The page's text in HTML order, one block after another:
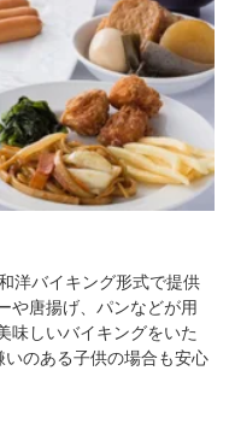
洋バイキング形式で提供
や唐揚げ、パンなどが用
味しいバイキングをいた
のある子供の場合も安心